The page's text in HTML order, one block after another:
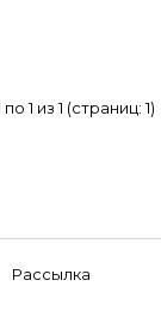
1 из 1 (страниц: 1)
Рассылка